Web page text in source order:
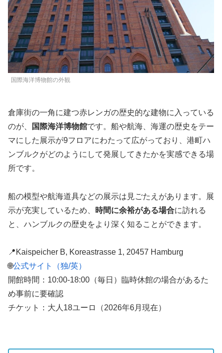
国際海洋博物館の外観
倉庫街の一角に建つ赤レンガの歴史的な建物に入っている
のが、
国際海洋博物館です。船や航海、海運の歴史をテー
マにした展示が9フロアにわたって広がっており、港町ハ
ンブルクがどのようにして発展してきたかを実感できる場
所です。
船の模型や航海道具などの展示は見ごたえがあります。展
示が充実しているため、
時間に余裕がある場合に訪れる
と、ハンブルクの歴史をより深く知ることができます。
📍Kaispeicher B, Koreastrasse 1, 20457 Hamburg
🌐公式サイト（独/英）
開館時間：10:00-18:00（毎日）臨時休館の場合があるた
め事前に要確認
チケット：大人18ユーロ（2026年6月現在）